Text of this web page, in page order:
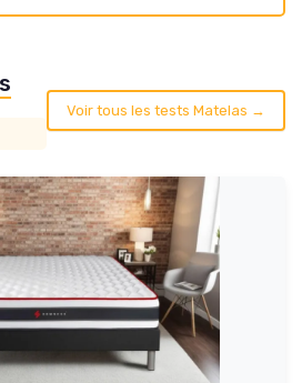
Voir tous les tests Matelas →